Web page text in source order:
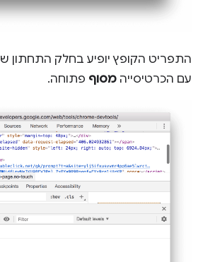
התפריט הקופץ יופיע בחלק התחתון
עם הכרטיסייה מסוף פתוחה.